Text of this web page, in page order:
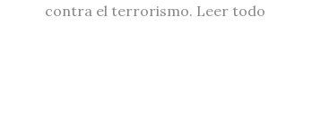
contra el terrorismo. Leer todo